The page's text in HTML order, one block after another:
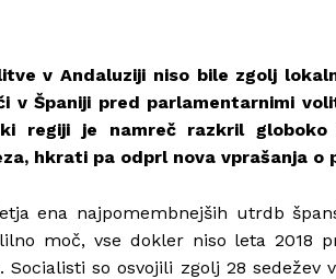
v Andaluziji niso bile zgolj
v Španiji pred parlamentarnimi
regiji je namreč razkril
, hkrati pa odprl nova vprašanja o
ena najpomembnejših utrdb
moč, vse dokler niso leta 2018
Socialisti so osvojili zgolj 28